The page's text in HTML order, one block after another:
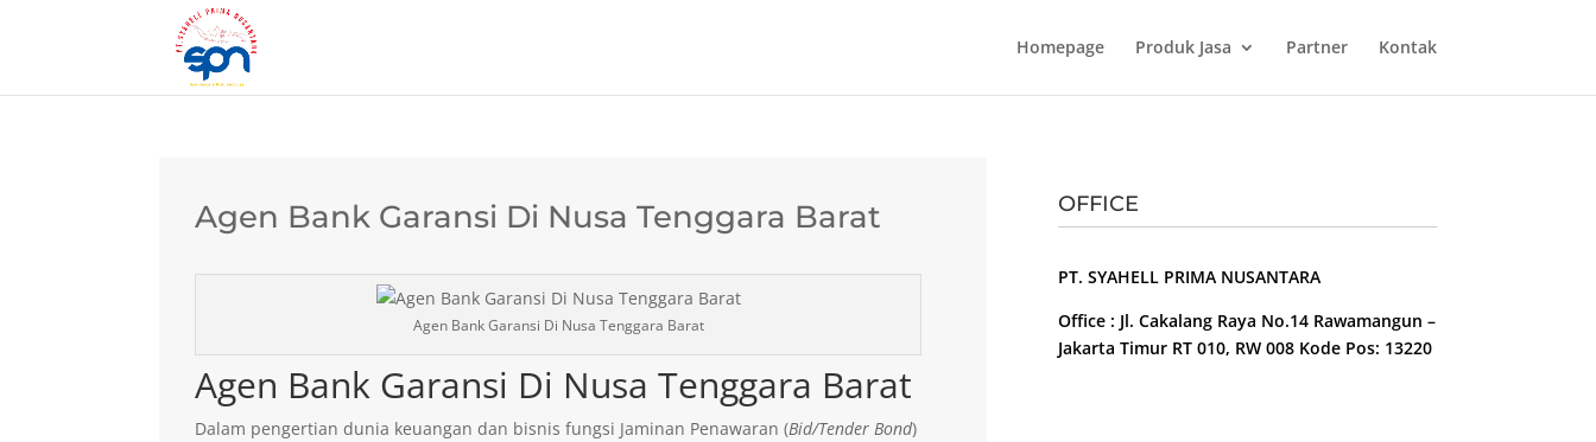
Homepage Produk Jasa Partner Kontak
Agen Bank Garansi Di Nusa Tenggara Barat
Agen Bank Garansi Di Nusa Tenggara Barat
Agen Bank Garansi Di Nusa Tenggara Barat
Dalam pengertian dunia keuangan dan bisnis fungsi Jaminan Penawaran (Bid/Tender Bond)
OFFICE
PT. SYAHELL PRIMA NUSANTARA
Office : Jl. Cakalang Raya No.14 Rawamangun –
Jakarta Timur RT 010, RW 008 Kode Pos: 13220